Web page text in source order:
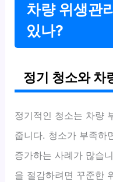
차량 위생관
있나?
정기 청소와 차
정기적인 청소는 차량
줍니다. 청소가 부족하
증가하는 사례가 많습
을 절감하려면 꾸준한